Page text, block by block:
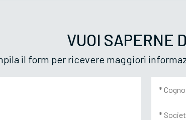
VUOI SAPERNE
il form per ricevere maggiori